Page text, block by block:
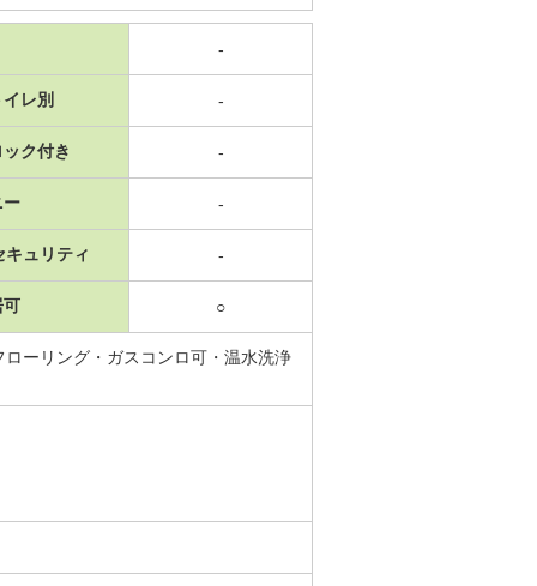
-
レ別 -
ク付き -
ー -
キュリティ -
可 ○
ーリング・ガスコンロ可・温水洗浄